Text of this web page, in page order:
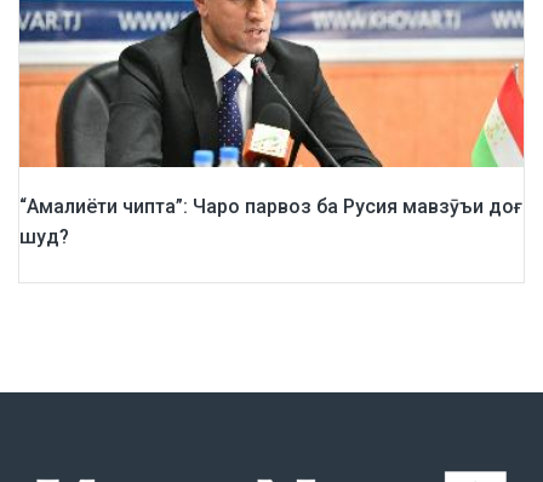
“Амалиёти чипта”: Чаро парвоз ба Русия мавзӯъи доғ
шуд?